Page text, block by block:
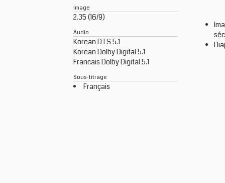
Image
2.35 (16/9)
Audio
Korean DTS 5.1
Korean Dolby Digital 5.1
Francais Dolby Digital 5.1
Sous-titrage
Français